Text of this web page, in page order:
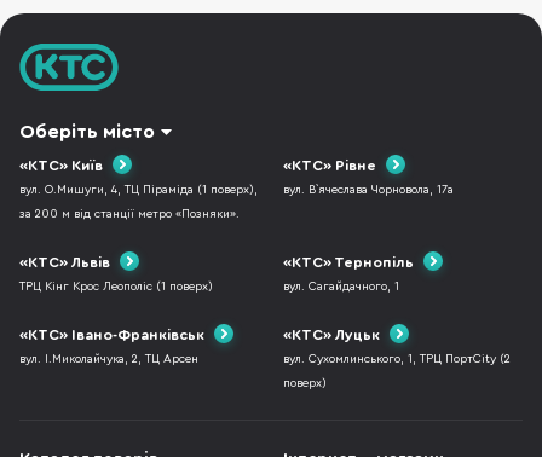
Оберіть місто
«КТС» Київ
вул. О.Мишуги, 4, ТЦ Піраміда (1 поверх),
за 200 м від станції метро «Позняки».
«КТС» Рівне
вул. В`ячеслава Чорновола, 17а
«КТС» Львів
ТРЦ Кінг Крос Леополіс (1 поверх)
«КТС» Тернопіль
вул. Сагайдачного, 1
«КТС» Івано-Франківськ
вул. І.Миколайчука, 2, ТЦ Арсен
«КТС» Луцьк
вул. Сухомлинського, 1, ТРЦ ПортCity (2
поверх)